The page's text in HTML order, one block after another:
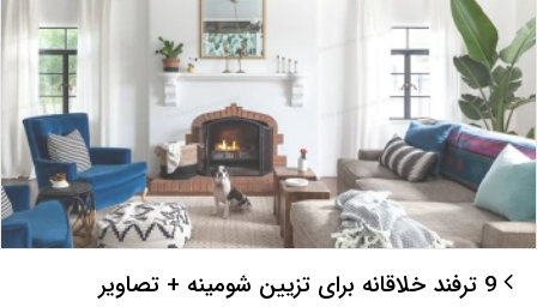
9 ترفند خلاقانه برای تزیین شومینه + تصاویر